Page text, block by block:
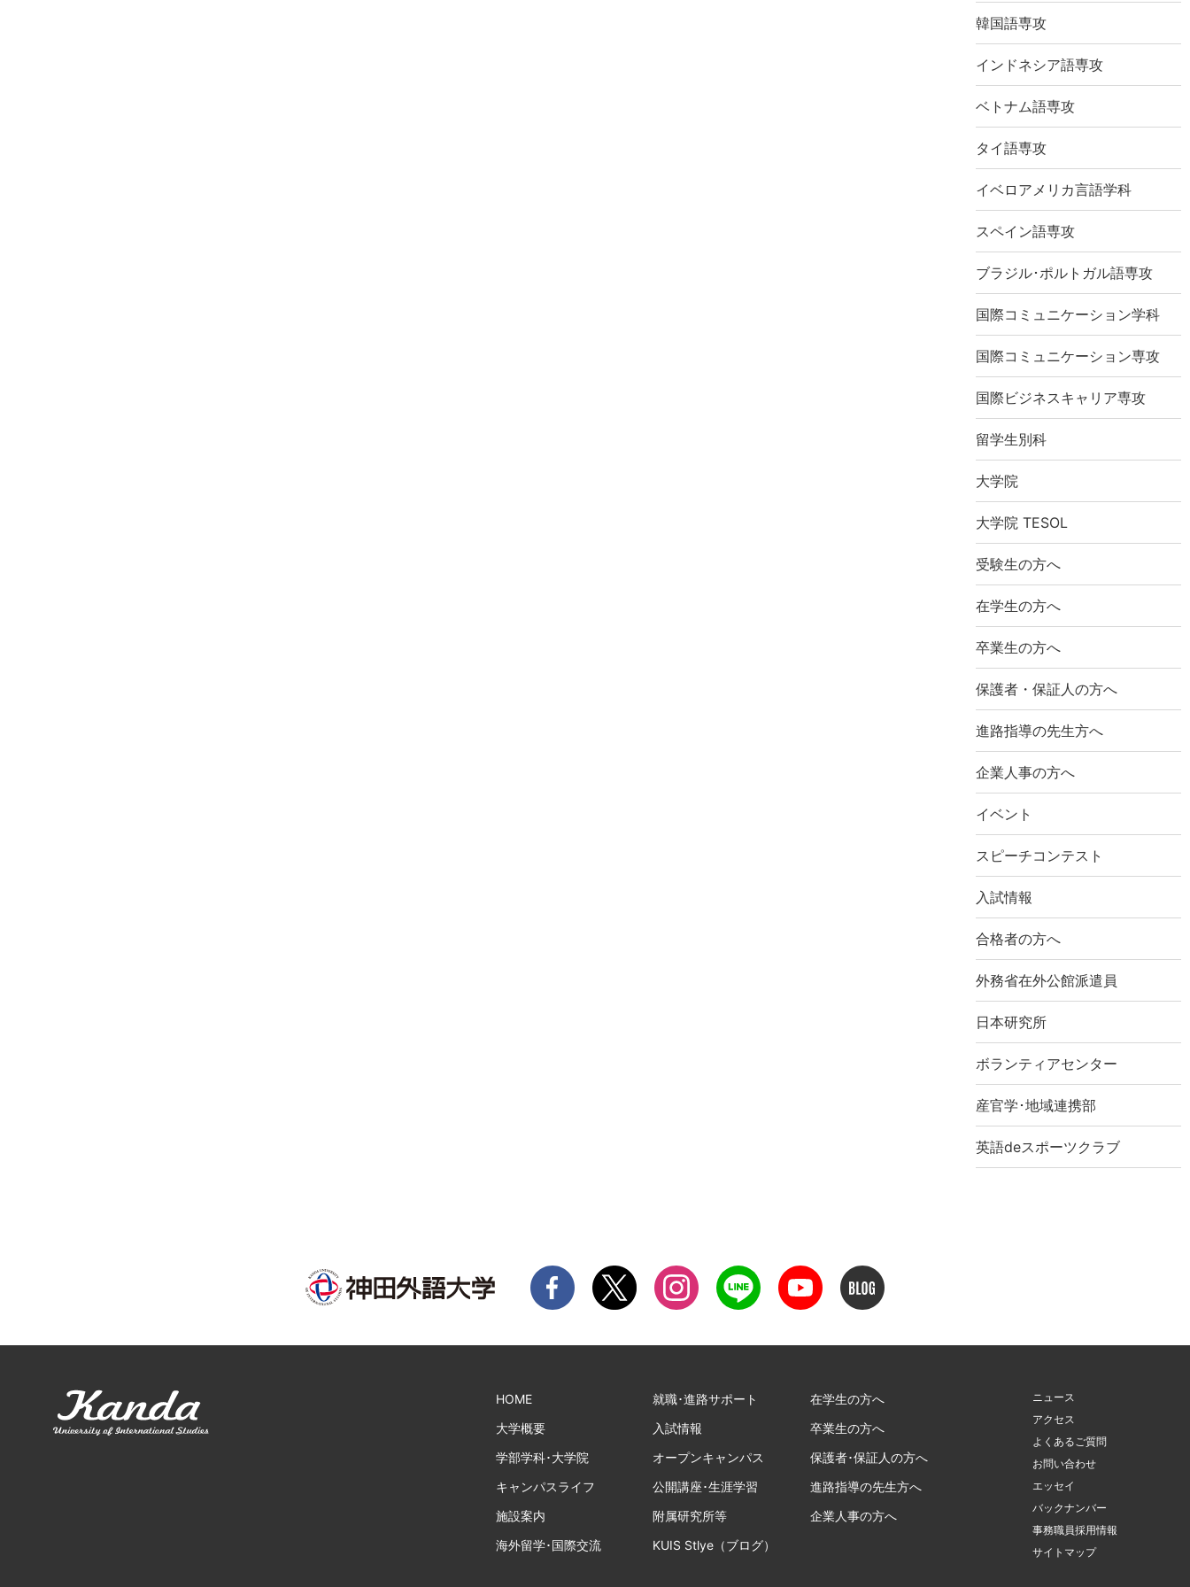
韓国語専攻
インドネシア語専攻
ベトナム語専攻
タイ語専攻
イベロアメリカ言語学科
スペイン語専攻
ブラジル･ポルトガル語専攻
国際コミュニケーション学科
国際コミュニケーション専攻
国際ビジネスキャリア専攻
留学生別科
大学院
大学院 TESOL
受験生の方へ
在学生の方へ
卒業生の方へ
保護者・保証人の方へ
進路指導の先生方へ
企業人事の方へ
イベント
スピーチコンテスト
入試情報
合格者の方へ
外務省在外公館派遣員
日本研究所
ボランティアセンター
産官学･地域連携部
英語deスポーツクラブ
HOME
大学概要
学部学科･大学院
キャンパスライフ
施設案内
海外留学･国際交流
就職･進路サポート
入試情報
オープンキャンパス
公開講座･生涯学習
附属研究所等
KUIS Stlye（ブログ）
在学生の方へ
卒業生の方へ
保護者･保証人の方へ
進路指導の先生方へ
企業人事の方へ
ニュース
アクセス
よくあるご質問
お問い合わせ
エッセイ
バックナンバー
事務職員採用情報
サイトマップ